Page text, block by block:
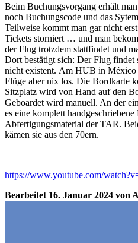
Beim Buchungsvorgang erhält
noch Buchungscode und das
Teilweise kommt man gar nicht
Tickets storniert … und man
der Flug trotzdem stattfindet und
Dort bestätigt sich: Der Flug
nicht existent. Am HUB in
Flüge aber nix los. Die Bordkarte
Sitzplatz wird von Hand auf den
Geboardet wird manuell. An der
es eine komplett
Abfertigungsmaterial der TAR.
kämen sie aus den 70ern.
https://www.youtube.com/
Bearbeitet 16. Januar 2024 von